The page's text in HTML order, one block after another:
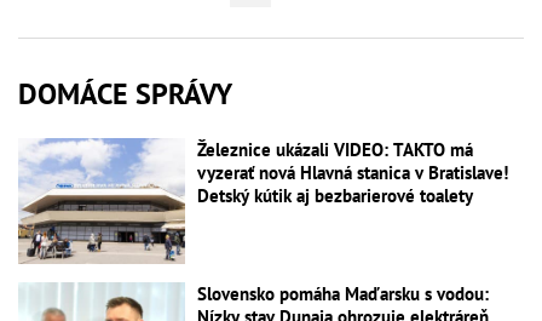
DOMÁCE SPRÁVY
Železnice ukázali VIDEO: TAKTO má
vyzerať nová Hlavná stanica v Bratislave!
Detský kútik aj bezbarierové toalety
Slovensko pomáha Maďarsku s vodou: